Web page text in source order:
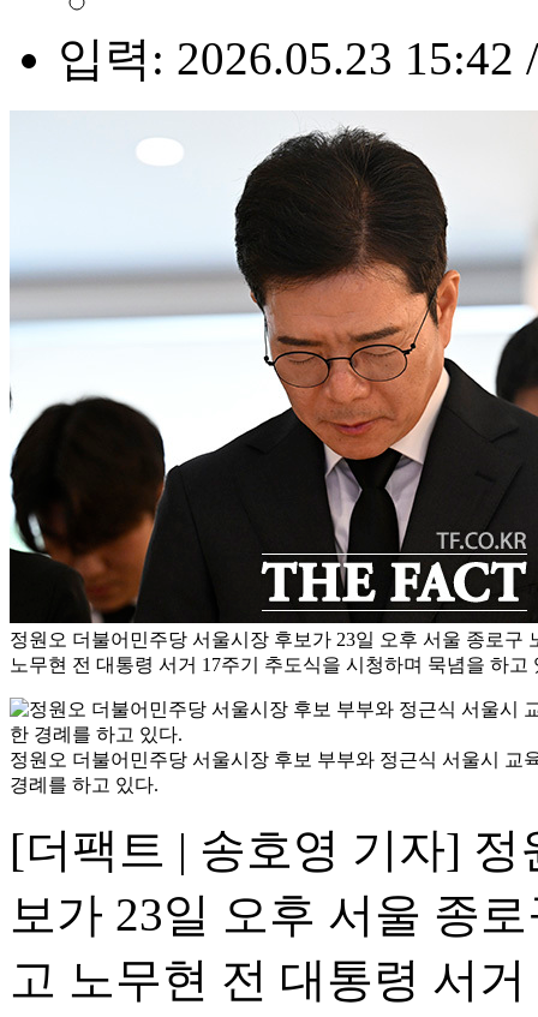
입력: 2026.05.23 15:42
정원오 더불어민주당 서울시장 후보가 23일 오후 서울 종로구
노무현 전 대통령 서거 17주기 추도식을 시청하며 묵념을 하고
정원오 더불어민주당 서울시장 후보 부부와 정근식 서울시 교
경례를 하고 있다.
[더팩트 | 송호영 기자]
보가 23일 오후 서울 종
고 노무현 전 대통령 서